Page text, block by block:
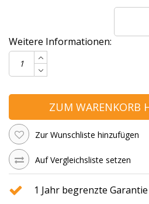
Weitere Informationen:
ZUM WARENKORB
Zur Wunschliste hinzufügen
Auf Vergleichsliste setzen
1 Jahr begrenzte Garantie